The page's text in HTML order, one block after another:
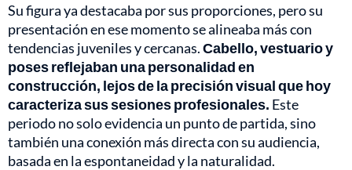
Su figura ya destacaba por sus proporciones, pero su
presentación en ese momento se alineaba más con
tendencias juveniles y cercanas.Cabello, vestuario y
poses reflejaban una personalidad en
construcción, lejos de la precisión visual que hoy
caracteriza sus sesiones profesionales. Este
periodo no solo evidencia un punto de partida, sino
también una conexión más directa con su audiencia,
basada en la espontaneidad y la naturalidad.